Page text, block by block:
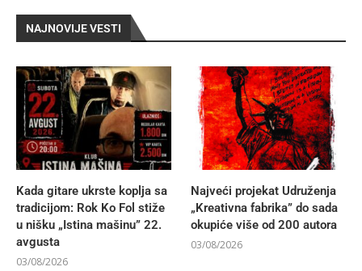
NAJNOVIJE VESTI
Kada gitare ukrste koplja sa
tradicijom: Rok Ko Fol stiže
u nišku „Istina mašinu” 22.
avgusta
03/08/2026
Najveći projekat Udruženja
„Kreativna fabrika” do sada
okupiće više od 200 autora
03/08/2026